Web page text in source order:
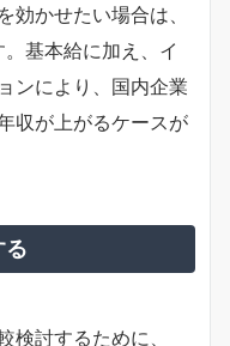
効かせたい場合は、
基本給に加え、イ
ンにより、国内企業
収が上がるケースが
る
検討するために、